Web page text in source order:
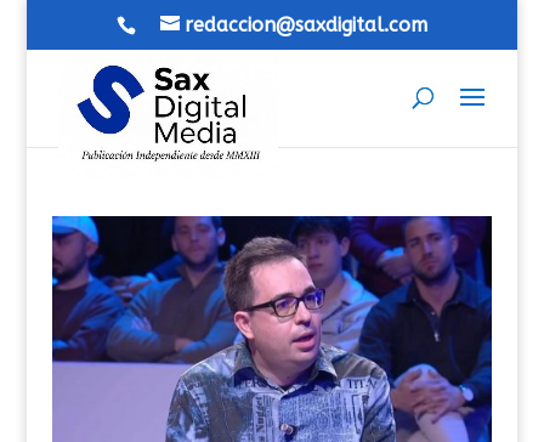
redaccion@saxdigital.com